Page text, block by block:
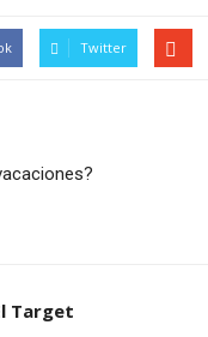
Twitter
Target